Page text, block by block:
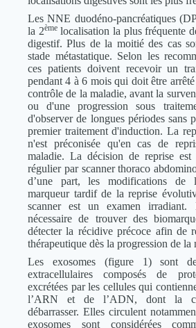
Les NNE duodéno-pancréatiques
la 2èmelocalisation la plus fréquente
digestif. Plus de la moitié des cas
stade métastatique. Selon les
ces patients doivent recevoir un
pendant 4 à 6 mois qui doit être
contrôle de la maladie, avant la
ou d'une progression sous
d'observer de longues périodes sans
premier traitement d'induction. La
n'est préconisée qu'en cas de
maladie. La décision de reprise
régulier par scanner thoraco
d’une part, les modifications de
marqueur tardif de la reprise
scanner est un examen
nécessaire de trouver des
détecter la récidive précoce afin de
thérapeutique dès la progression de la
Les exosomes (figure 1) sont
extracellulaires composés de
excrétées par les cellules qui
l’ARN et de l’ADN, dont la
débarrasser. Elles circulent
exosomes sont considérées